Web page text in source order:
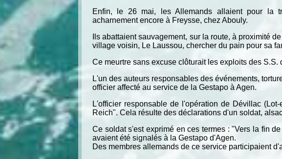
Enfin, le 26 mai, les Allemands allaient pour la
acharnement encore à Freysse, chez Abouly.
Ils abattaient sauvagement, sur la route, à proximité
village voisin, Le Laussou, chercher du pain pour sa
Ce meurtre sans excuse clôturait les exploits des S.S.
L'un des auteurs responsables des événements,
officier affecté au service de la Gestapo à Agen.
L'officier responsable de l'opération de Dévillac
Reich". Cela résulte des déclarations d'un soldat,
Ce soldat s'est exprimé en ces termes : "Vers la fin
avaient été signalés à la Gestapo d'Agen.
Des membres allemands de ce service participaient